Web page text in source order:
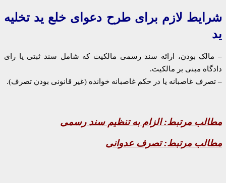
شرایط لازم برای طرح دعوای خلع ید تخلیه
ید
– مالک بودن، ارائه سند رسمی مالکیت که شامل سند ثبتی یا رای
دادگاه مبنی بر مالکیت.
– تصرف غاصبانه یا در حکم غاصبانه خوانده (غیر قانونی بودن تصرف).
مطالب مرتبط:الزام به تنظیم سند رسمی
مطالب مرتبط:تصرف عدوانی